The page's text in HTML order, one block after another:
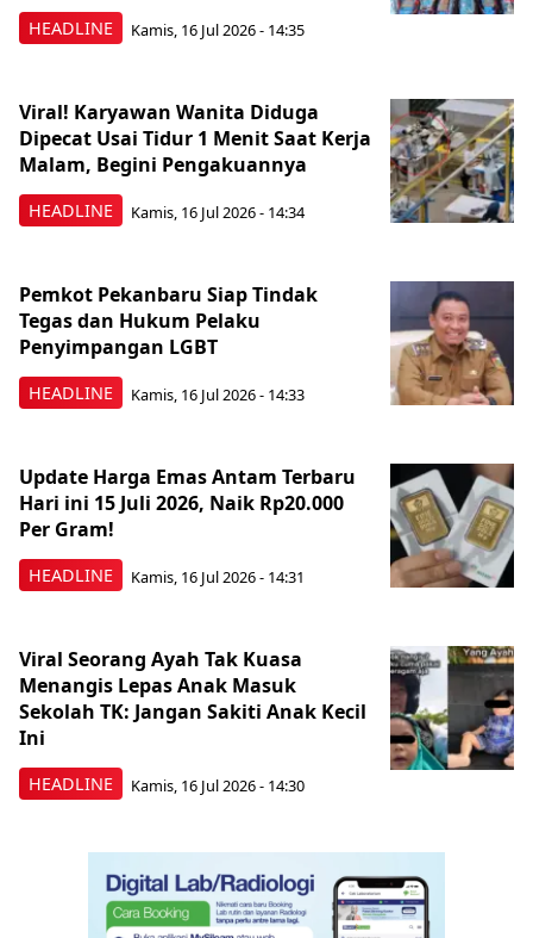
HEADLINE Kamis, 16 Jul 2026 - 14:35
HEADLINE
Viral! Karyawan Wanita Diduga
Dipecat Usai Tidur 1 Menit Saat Kerja
Malam, Begini Pengakuannya
Kamis, 16 Jul 2026 - 14:34
HEADLINE
Pemkot Pekanbaru Siap Tindak
Tegas dan Hukum Pelaku
Penyimpangan LGBT
Kamis, 16 Jul 2026 - 14:33
HEADLINE
Update Harga Emas Antam Terbaru
Hari ini 15 Juli 2026, Naik Rp20.000
Per Gram!
Kamis, 16 Jul 2026 - 14:31
HEADLINE
Viral Seorang Ayah Tak Kuasa
Menangis Lepas Anak Masuk
Sekolah TK: Jangan Sakiti Anak Kecil
Ini
Kamis, 16 Jul 2026 - 14:30